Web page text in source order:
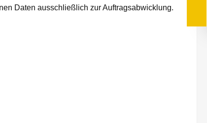
Daten ausschließlich zur Auftragsabwicklung.